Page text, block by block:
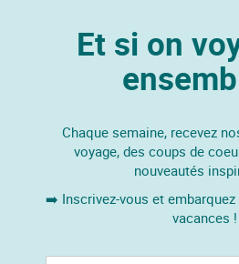
Et si on
Chaque semaine, recevez
voyage, des coups de
nouveautés
➡️ Inscrivez-vous et
vacances !